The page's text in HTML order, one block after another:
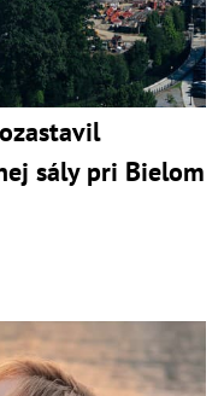
sály pri Bielom